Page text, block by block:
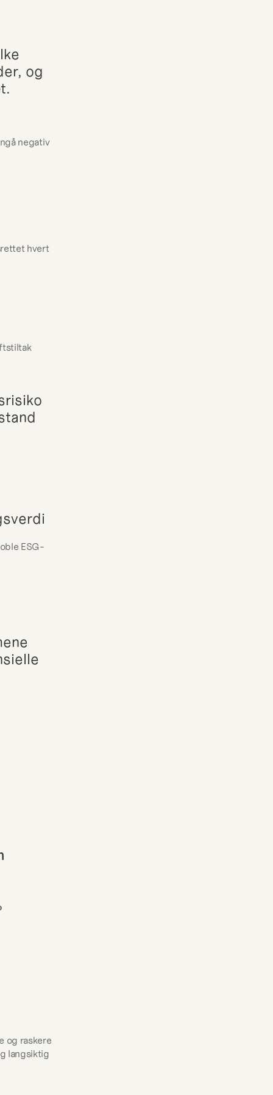
og
negativ
hvert
ESG-
og raskere
langsiktig